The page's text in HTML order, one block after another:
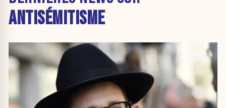
ANTISÉMITISME